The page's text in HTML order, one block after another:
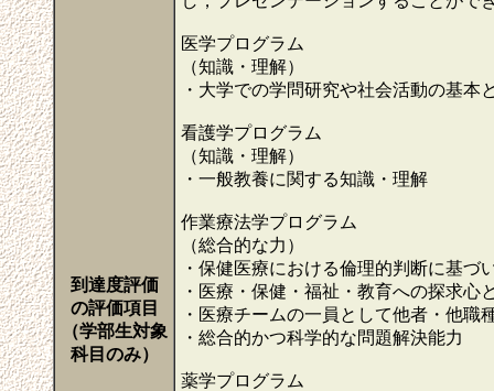
到達度評価
の評価項目
（学部生対象
科目のみ）
医学プログラム
（知識・理解）
・大学での学問研究や社会活動の基本
看護学プログラム
（知識・理解）
・一般教養に関する知識・理解
作業療法学プログラム
（総合的な力）
・保健医療における倫理的判断に基づ
・医療・保健・福祉・教育への探求心
・医療チームの一員として他者・他職
・総合的かつ科学的な問題解決能力
薬学プログラム